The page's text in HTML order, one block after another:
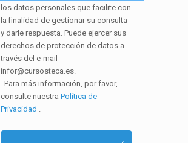
los datos personales que facilite con
la finalidad de gestionar su consulta
y darle respuesta. Puede ejercer sus
derechos de protección de datos a
través del e-mail
infor@cursosteca.es.
. Para más información, por favor,
consulte nuestraPolítica de
Privacidad